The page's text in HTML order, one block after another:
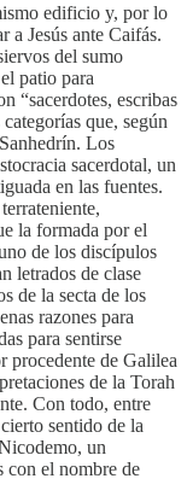
edificio y, por lo
a Jesús ante Caifás.
del sumo
patio para
“sacerdotes, escribas
que, según
Los
sacerdotal, un
en las fuentes.
la formada por el
de los discípulos
letrados de clase
de la secta de los
razones para
para sentirse
procedente de Galilea
de la Torah
Con todo, entre
sentido de la
un
con el nombre de